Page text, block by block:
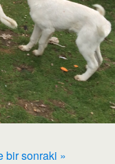
bir sonraki »